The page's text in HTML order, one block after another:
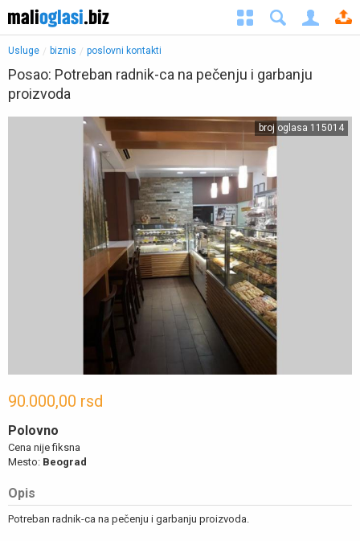
Usluge biznis poslovni kontakti
Posao: Potreban radnik-ca na pečenju i garbanju
proizvoda
broj oglasa 115014
◀︎
90.000,00 rsd
Polovno
Cena nije fiksna
Mesto: Beograd
Opis
Potreban radnik-ca na pečenju i garbanju proizvoda.